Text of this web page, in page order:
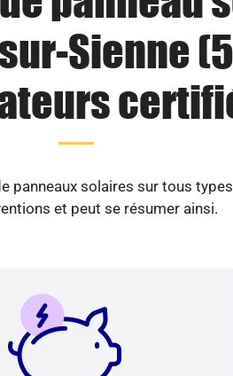
Sienne
panneaux solaires sur tous
et peut se résumer ainsi.